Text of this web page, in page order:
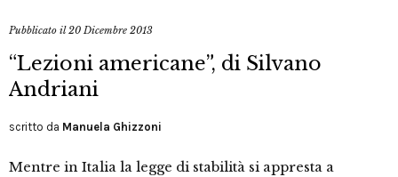
Pubblicato il20 Dicembre 2013
“Lezioni americane”, di Silvano
Andriani
scritto da Manuela Ghizzoni
Mentre in Italia la legge di stabilità si appresta a